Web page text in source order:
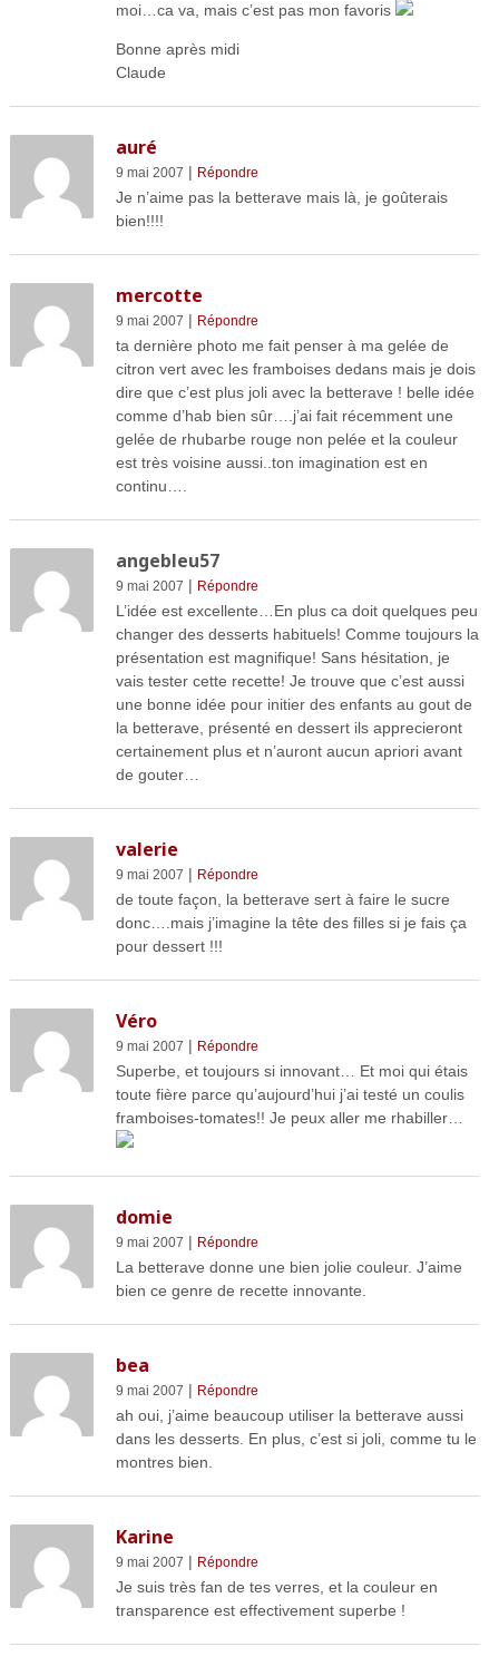
moi…ca va, mais c’est pas mon favoris
Bonne après midi
Claude
auré
9 mai 2007 | Répondre
Je n’aime pas la betterave mais là, je goûterais
bien!!!!
mercotte
9 mai 2007 | Répondre
ta dernière photo me fait penser à ma gelée de
citron vert avec les framboises dedans mais je dois
dire que c’est plus joli avec la betterave ! belle idée
comme d’hab bien sûr….j’ai fait récemment une
gelée de rhubarbe rouge non pelée et la couleur
est très voisine aussi..ton imagination est en
continu….
angebleu57
9 mai 2007 | Répondre
L’idée est excellente…En plus ca doit quelques peu
changer des desserts habituels! Comme toujours la
présentation est magnifique! Sans hésitation, je
vais tester cette recette! Je trouve que c’est aussi
une bonne idée pour initier des enfants au gout de
la betterave, présenté en dessert ils apprecieront
certainement plus et n’auront aucun apriori avant
de gouter…
valerie
9 mai 2007 | Répondre
de toute façon, la betterave sert à faire le sucre
donc….mais j’imagine la tête des filles si je fais ça
pour dessert !!!
Véro
9 mai 2007 | Répondre
Superbe, et toujours si innovant… Et moi qui étais
toute fière parce qu’aujourd’hui j’ai testé un coulis
framboises-tomates!! Je peux aller me rhabiller…
domie
9 mai 2007 | Répondre
La betterave donne une bien jolie couleur. J’aime
bien ce genre de recette innovante.
bea
9 mai 2007 | Répondre
ah oui, j’aime beaucoup utiliser la betterave aussi
dans les desserts. En plus, c’est si joli, comme tu le
montres bien.
Karine
9 mai 2007 | Répondre
Je suis très fan de tes verres, et la couleur en
transparence est effectivement superbe !